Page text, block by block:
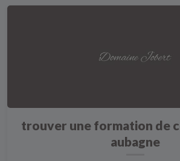
trouver une formation de
aubagne